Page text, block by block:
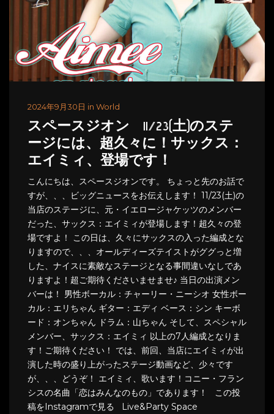
2024年9月30日 in World
スペースジオン 11/23(土)のステ
ージには、超久々に！サックス：
エイミィ、登場です！
こんにちは、スペースジオンです。 ちょっと先のお話で
すが、、、ビッグニュースをお伝えします！ 11/23(土)の
当店のステージに、元・イエロージャケッツのメンバー
だった、サックス：エイミィが登場します！超久々の登
場ですよ！ この日は、久々にサックスの入った編成とな
りますので、、、オールディーズテイストがググっと増
した、ナイスに素敵なステージとなる事間違いなしであ
りますよ！超ご期待くださいませませ♪ 当日の出演メン
バーは！ 男性ボーカル：チャーリー・ニーシオ 女性ボー
カル：エリちゃん ギター：エディ ベース：シン キーボ
ード：オンちゃん ドラム：山ちゃん そして、スペシャル
メンバー、サックス：エイミィ 以上の7人編成となりま
す！ご期待ください！ では、前回、当店にエイミィが出
演した時の盛り上がったステージ動画など、少々です
が、、、どうぞ！ エイミィ、歌います！コニー・フラン
シスの名曲「恋はみんなのもの」であります！ この投
稿をInstagramで見る Live&Party Space